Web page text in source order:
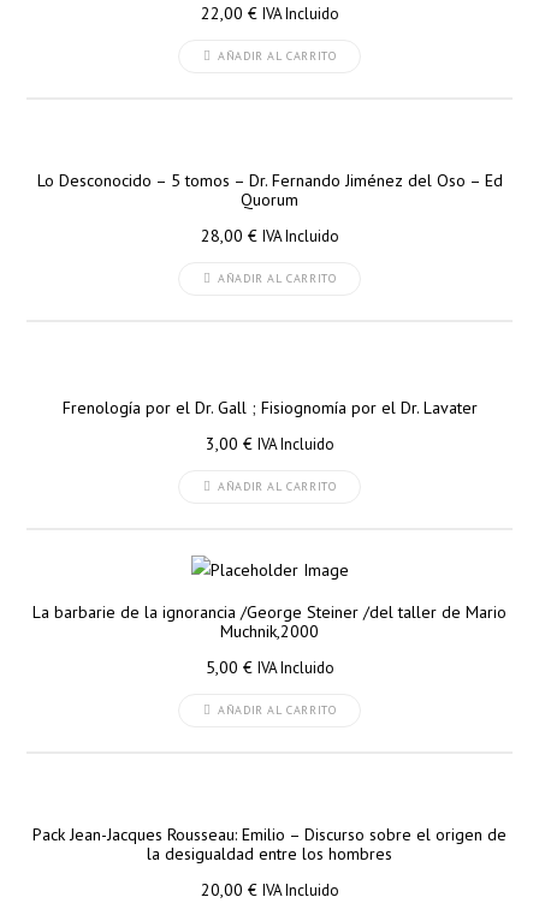
22,00 € IVA Incluido
AÑADIR AL CARRITO
Lo Desconocido – 5 tomos – Dr. Fernando Jiménez del Oso – Ed
Quorum
28,00 € IVA Incluido
AÑADIR AL CARRITO
Frenología por el Dr. Gall ; Fisiognomía por el Dr. Lavater
3,00 € IVA Incluido
AÑADIR AL CARRITO
La barbarie de la ignorancia /George Steiner /del taller de Mario
Muchnik,2000
5,00 € IVA Incluido
AÑADIR AL CARRITO
Pack Jean-Jacques Rousseau: Emilio – Discurso sobre el origen de
la desigualdad entre los hombres
20,00 € IVA Incluido